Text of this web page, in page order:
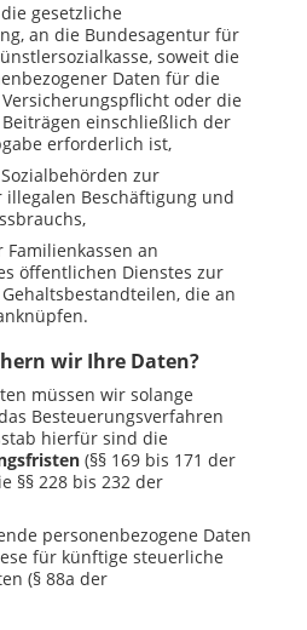
gesetzliche
an die Bundesagentur für
soweit die
Daten für die
oder die
Beiträgen einschließlich der
erforderlich ist,
zur
illegalen Beschäftigung und
an
öffentlichen Dienstes zur
die an
wir Ihre Daten?
müssen wir solange
Besteuerungsverfahren
hierfür sind die
(§§ 169 bis 171 der
§§ 228 bis 232 der
personenbezogene Daten
für künftige steuerliche
(§ 88a der